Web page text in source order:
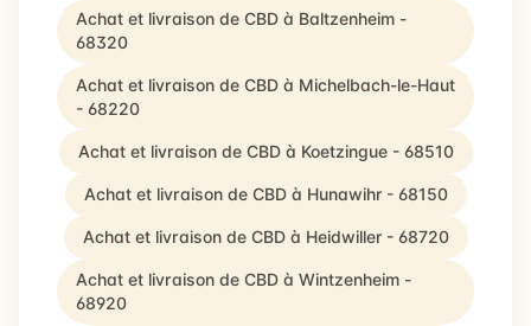
Achat et livraison de CBD à Baltzenheim -
68320
Achat et livraison de CBD à Michelbach-le-Haut
- 68220
Achat et livraison de CBD à Koetzingue - 68510
Achat et livraison de CBD à Hunawihr - 68150
Achat et livraison de CBD à Heidwiller - 68720
Achat et livraison de CBD à Wintzenheim -
68920